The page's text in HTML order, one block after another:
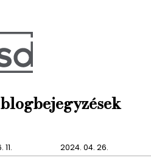
2024. 04. 26.